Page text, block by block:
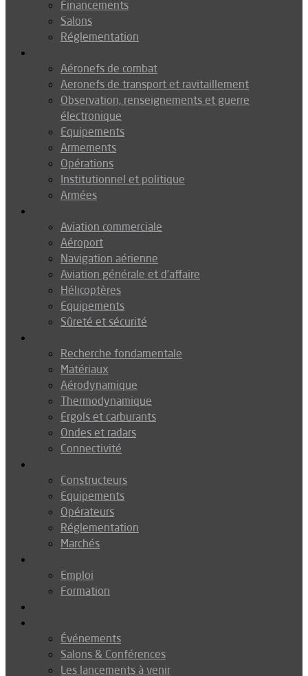
Financements
Salons
Réglementation
Aéronefs de combat
Aeronefs de transport et ravitaillement
Observation, renseignements et guerre
électronique
Equipements
Armements
Opérations
Institutionnel et politique
Armées
Aviation commerciale
Aéroport
Navigation aérienne
Aviation générale et d’affaire
Hélicoptères
Equipements
Sûreté et sécurité
Recherche fondamentale
Matériaux
Aérodynamique
Thermodynamique
Ergols et carburants
Ondes et radars
Connectivité
Constructeurs
Equipements
Opérateurs
Réglementation
Marchés
Emploi
Formation
Événements
Salons & Conférences
Les lancements à venir